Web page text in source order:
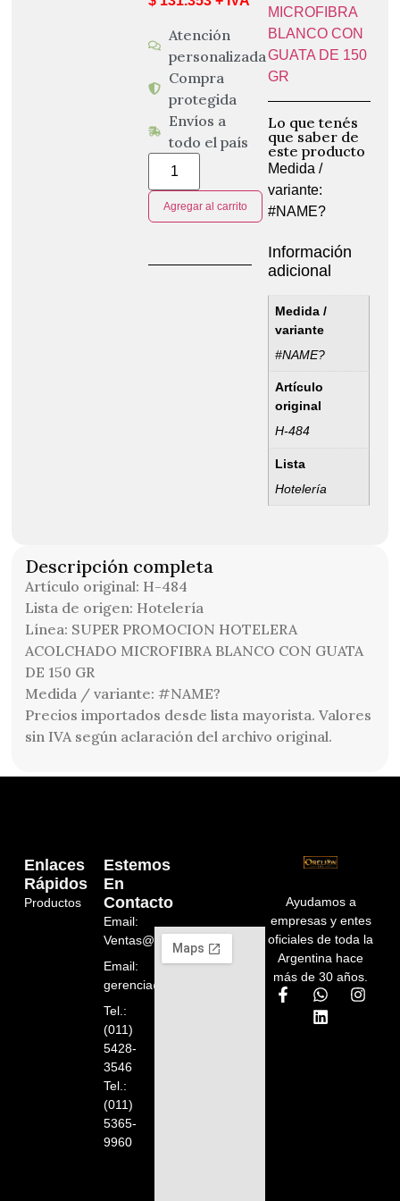
Atención
personalizada
Compra
protegida
Envíos a
todo el país
Agregar al carrito
MICROFIBRA
BLANCO CON
GUATA DE 150
GR
Lo que tenés
que saber de
este producto
Medida /
variante:
#NAME?
Información
adicional
Medida /
variante
#NAME?
Artículo
original
H-484
Lista
Hotelería
Descripción completa
Artículo original: H-484
Lista de origen: Hotelería
Línea: SUPER PROMOCION HOTELERA
ACOLCHADO MICROFIBRA BLANCO CON GUATA
DE 150 GR
Medida / variante: #NAME?
Precios importados desde lista mayorista. Valores
sin IVA según aclaración del archivo original.
Ayudamos a
empresas y entes
oficiales de toda la
Argentina hace
más de 30 años.
Enlaces
Rápidos
Productos
Estemos
En
Contacto
Email:
Ventas@orelion.com.ar
Email:
gerencia@orelion.com.ar
Tel.:
(011)
5428-
3546
Tel.:
(011)
5365-
9960